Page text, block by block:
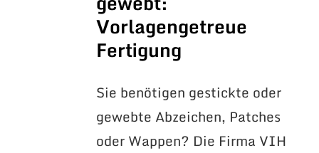
Vorlagengetreue
Fertigung
Sie benötigen gestickte oder
gewebte Abzeichen, Patches
oder Wappen? Die Firma VIH